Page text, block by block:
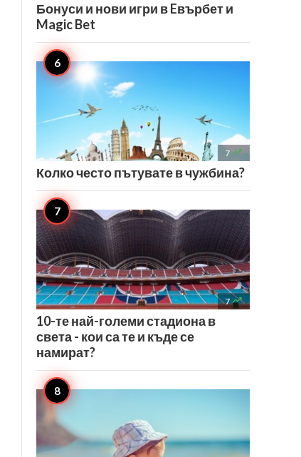
Бонуси и нови игри в Eвърбет и
Magic Bet
7 
Колко често пътувате в чужбина?
7 
10-те най-големи стадиона в
света - кои са те и къде се
намират?